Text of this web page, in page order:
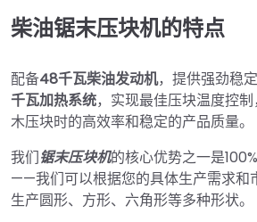
柴油锯末压块机的特点
配备48千瓦柴油发动机，提供强劲稳
千瓦加热系统，实现最佳压块温度控
木压块时的高效率和稳定的产品质量。
我们锯末压块机的核心优势之一是
——我们可以根据您的具体生产需求和
生产圆形、方形、六角形等多种形状。